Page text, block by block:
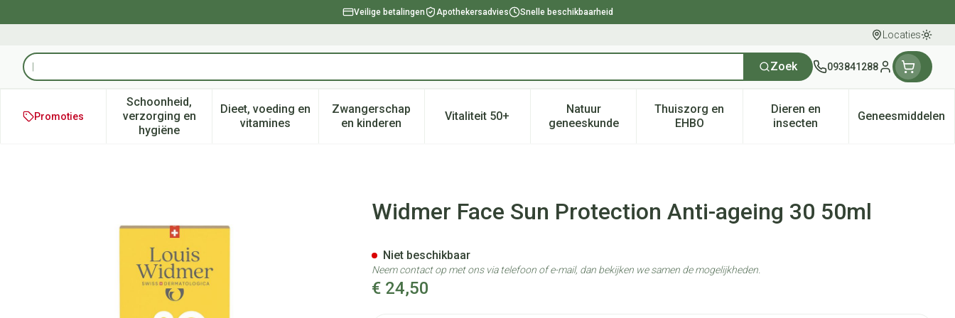
Veilige betalingen Apothekersadvies Snelle beschikbaarheid
Locaties
Product, merk, categorie... Zoek 093841288
Klant menu
Promoties
Schoonheid,
verzorging en
hygiëne
Toon submenu voor Schoonheid, verzorging en hygiëne categorie
Dieet, voeding en
vitaminesToon submenu voor Dieet, voeding en vitamines categorie
Zwangerschap
en kinderenToon submenu voor Zwangerschap en kinderen categorie
Vitaliteit 50+Toon submenu voor Vitaliteit 50+ categorie
Natuur
geneeskunde
Toon submenu voor Natuur geneeskunde categorie
Thuiszorg en
EHBOToon submenu voor Thuiszorg en EHBO categorie
Dieren en
insectenToon submenu voor Dieren
Geneesmiddelen
Toon
Widmer Face Sun Protection Anti-ageing 30 50mlWidmer Face Sun Protection Anti-ageing 30 50ml
€ 24,50
Niet beschikbaar
Neem contact op met ons via telefoon of e-mail, dan bekijken we samen de mogelijkheden.